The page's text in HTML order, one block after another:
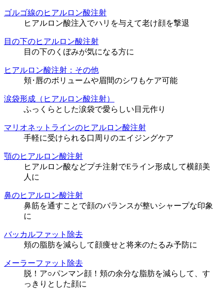
ゴルゴ線のヒアルロン酸注射
ヒアルロン酸注入でハリを与えて老け顔を撃退
目の下のヒアルロン酸注射
目の下のくぼみが気になる方に
ヒアルロン酸注射：その他
頬･唇のボリュームや眉間のシワもケア可能
涙袋形成（ヒアルロン酸注射）
ふっくらとした涙袋で愛らしい目元作り
マリオネットラインのヒアルロン酸注射
手軽に受けられる口周りのエイジングケア
顎のヒアルロン酸注射
ヒアルロン酸などプチ注射でEライン形成して横顔美
人に
鼻のヒアルロン酸注射
鼻筋を通すことで顔のバランスが整いシャープな印象
に
バッカルファット除去
頬の脂肪を減らして顔痩せと将来のたるみ予防に
メーラーファット除去
脱！ア○パンマン顔！頬の余分な脂肪を減らして、す
っきりとした顔に